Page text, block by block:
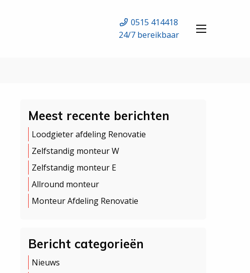
0515 414418
24/7 bereikbaar
Meest recente berichten
Loodgieter afdeling Renovatie
Zelfstandig monteur W
Zelfstandig monteur E
Allround monteur
Monteur Afdeling Renovatie
Bericht categorieën
Nieuws